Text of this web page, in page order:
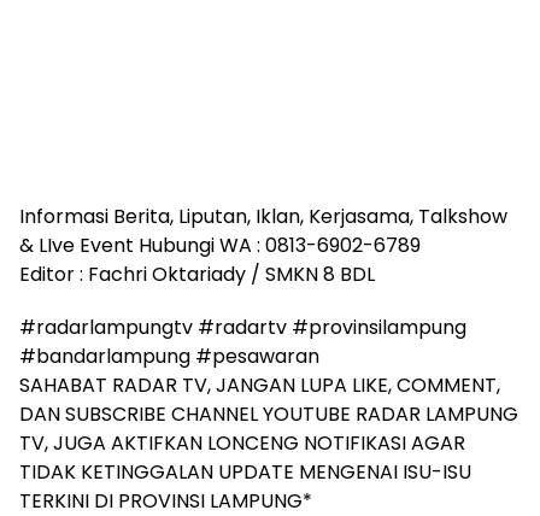
Informasi Berita, Liputan, Iklan, Kerjasama, Talkshow
& LIve Event Hubungi WA : 0813-6902-6789
Editor : Fachri Oktariady / SMKN 8 BDL
#radarlampungtv #radartv #provinsilampung
#bandarlampung #pesawaran
SAHABAT RADAR TV, JANGAN LUPA LIKE, COMMENT,
DAN SUBSCRIBE CHANNEL YOUTUBE RADAR LAMPUNG
TV, JUGA AKTIFKAN LONCENG NOTIFIKASI AGAR
TIDAK KETINGGALAN UPDATE MENGENAI ISU-ISU
TERKINI DI PROVINSI LAMPUNG*